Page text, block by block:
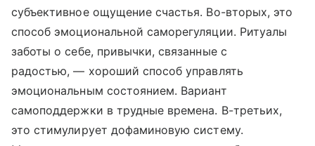
субъективное ощущение счастья. Во-вторых, это
способ эмоциональной саморегуляции. Ритуалы
заботы о себе, привычки, связанные с
радостью, — хороший способ управлять
эмоциональным состоянием. Вариант
самоподдержки в трудные времена. В-третьих,
это стимулирует дофаминовую систему.